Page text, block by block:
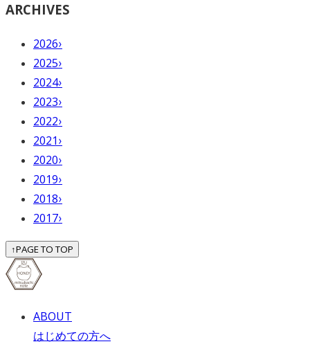
ARCHIVES
2026›
2025›
2024›
2023›
2022›
2021 ›
2020›
2019›
2018›
2017›
↑PAGE TO TOP
ABOUT
はじめての方へ